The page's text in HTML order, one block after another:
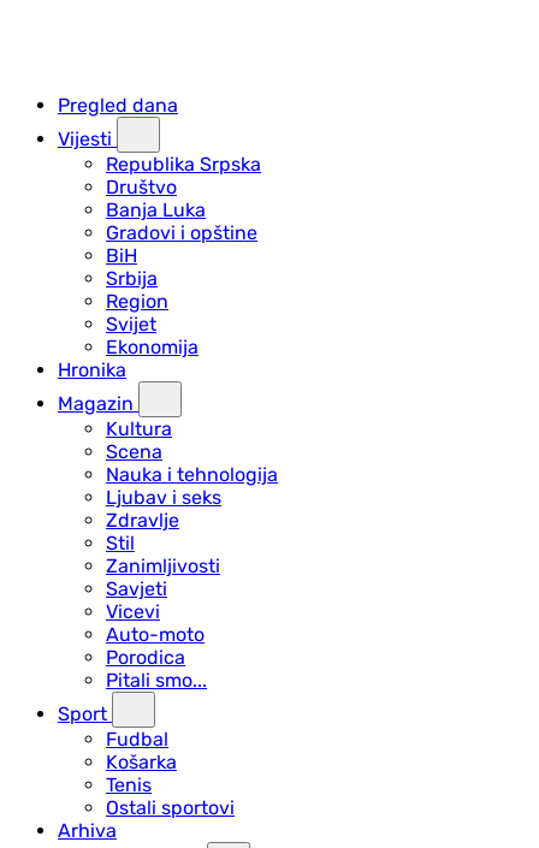
Pregled dana
Vijesti
Republika Srpska
Društvo
Banja Luka
Gradovi i opštine
BiH
Srbija
Region
Svijet
Ekonomija
Hronika
Magazin
Kultura
Scena
Nauka i tehnologija
Ljubav i seks
Zdravlje
Stil
Zanimljivosti
Savjeti
Vicevi
Auto-moto
Porodica
Pitali smo...
Sport
Fudbal
Košarka
Tenis
Ostali sportovi
Arhiva